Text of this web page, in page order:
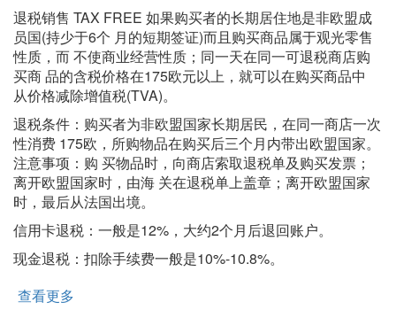
退税销售 TAX FREE 如果购买者的长期居住地是非欧盟成
员国(持少于6个 月的短期签证)而且购买商品属于观光零售
性质，而 不使商业经营性质；同一天在同一可退税商店购
买商 品的含税价格在175欧元以上，就可以在购买商品中
从价格减除增值税(TVA)。
退税条件：购买者为非欧盟国家长期居民，在同一商店一次
性消费 175欧，所购物品在购买后三个月内带出欧盟国家。
注意事项：购 买物品时，向商店索取退税单及购买发票；
离开欧盟国家时，由海 关在退税单上盖章；离开欧盟国家
时，最后从法国出境。
信用卡退税：一般是12%，大约2个月后退回账户。
现金退税：扣除手续费一般是10%-10.8%。
查看更多